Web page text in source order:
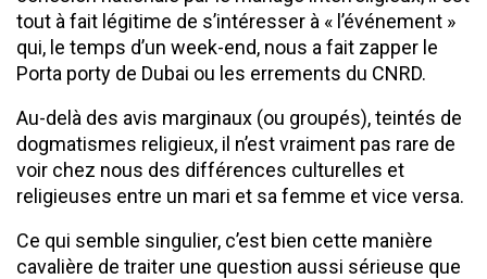
tout à fait légitime de s’intéresser à « l’événement »
qui, le temps d’un week-end, nous a fait zapper le
Porta porty de Dubai ou les errements du CNRD.
Au-delà des avis marginaux (ou groupés), teintés de
dogmatismes religieux, il n’est vraiment pas rare de
voir chez nous des différences culturelles et
religieuses entre un mari et sa femme et vice versa.
Ce qui semble singulier, c’est bien cette manière
cavalière de traiter une question aussi sérieuse que